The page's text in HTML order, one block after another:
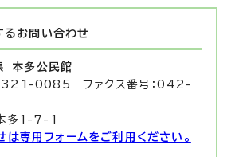
る お問い合わせ
本多公民館
321-0085 ファクス番号：042-
多1-7-1
は専用フォームをご利用ください。